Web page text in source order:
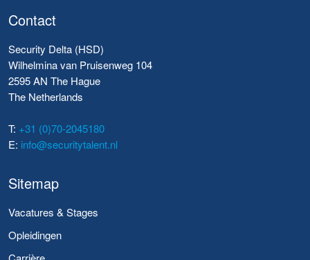
Contact
Security Delta (HSD)
Wilhelmina van Pruisenweg 104
2595 AN The Hague
The Netherlands
T: +31 (0)70-2045180
E: info@securitytalent.nl
Sitemap
Vacatures & Stages
Opleidingen